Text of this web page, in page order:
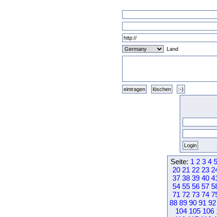
Land
Seite: 1 2 3 4 5
20 21 22 23
37 38 39 40
54 55 56 57
71 72 73 74
88 89 90 91 92
104 105 106